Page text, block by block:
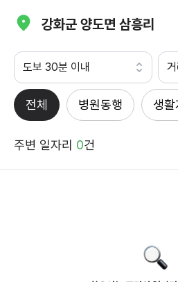
강화군 양도면 삼흥리
도보 30분 이내
전체 병원동행 생
주변 일자리 0건